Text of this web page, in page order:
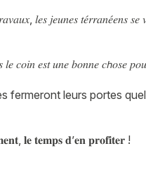
𝑙𝑒𝑠 𝑗𝑒𝑢𝑛𝑒𝑠 𝑡𝑒́𝑟𝑟𝑎𝑛𝑒́𝑒𝑛𝑠 𝑠𝑒
𝑙𝑒 𝑐𝑜𝑖𝑛 𝑒𝑠𝑡 𝑢𝑛𝑒 𝑏𝑜𝑛𝑛𝑒 𝑐𝘩𝑜𝑠𝑒
fermeront leurs portes
𝐥𝐞 𝐭𝐞𝐦𝐩𝐬 𝐝’𝐞𝐧 𝐩𝐫𝐨𝐟𝐢𝐭𝐞𝐫 !